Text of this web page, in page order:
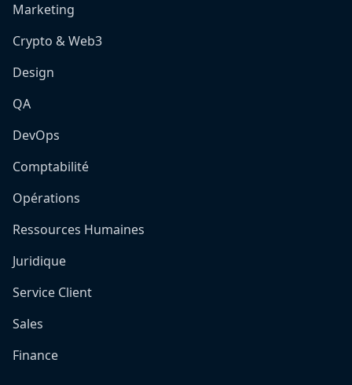
Marketing
Crypto & Web3
Design
QA
DevOps
Comptabilité
Opérations
Ressources Humaines
Juridique
Service Client
Sales
Finance